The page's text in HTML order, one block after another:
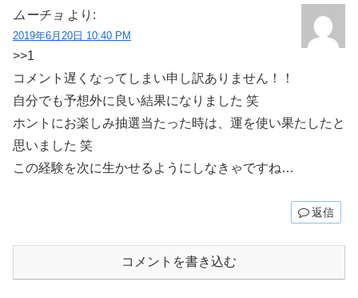
ムーチョ より:
2019年6月20日 10:40 PM
>>1
コメント遅くなってしまい申し訳ありません！！
自分でも予想外に良い結果になりました 笑
ホントにお楽しみ抽選当たった時は、運を使い果たしたと
思いました 笑
この経験を次に生かせるようにしなきゃですね…
返信
コメントを書き込む